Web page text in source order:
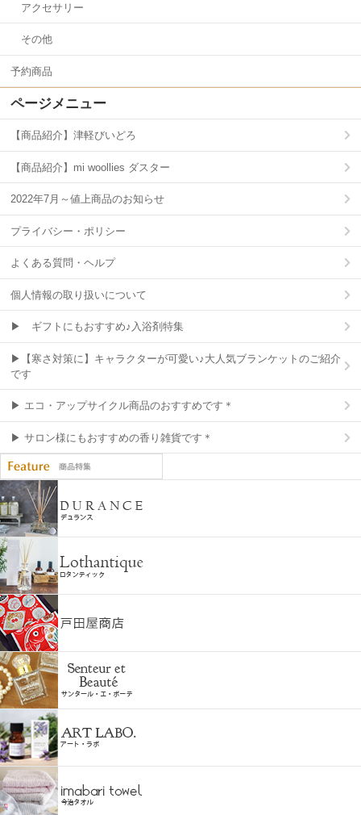
アクセサリー
その他
予約商品
ページメニュー
【商品紹介】津軽びいどろ
【商品紹介】mi woollies ダスター
2022年7月～値上商品のお知らせ
プライバシー・ポリシー
よくある質問・ヘルプ
個人情報の取り扱いについて
▶ ギフトにもおすすめ♪入浴剤特集
▶【寒さ対策に】キャラクターが可愛い♪大人気ブランケットのご紹介
です
▶ エコ・アップサイクル商品のおすすめです＊
▶ サロン様にもおすすめの香り雑貨です＊